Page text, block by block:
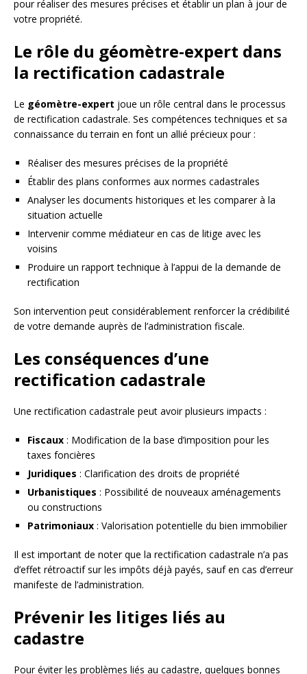
pour réaliser des mesures précises et établir un plan à jour de
votre propriété.
Le rôle du géomètre-expert dans
la rectification cadastrale
Le géomètre-expert joue un rôle central dans le processus
de rectification cadastrale. Ses compétences techniques et sa
connaissance du terrain en font un allié précieux pour :
Réaliser des mesures précises de la propriété
Établir des plans conformes aux normes cadastrales
Analyser les documents historiques et les comparer à la
situation actuelle
Intervenir comme médiateur en cas de litige avec les
voisins
Produire un rapport technique à l’appui de la demande de
rectification
Son intervention peut considérablement renforcer la crédibilité
de votre demande auprès de l’administration fiscale.
Les conséquences d’une
rectification cadastrale
Une rectification cadastrale peut avoir plusieurs impacts :
Fiscaux : Modification de la base d’imposition pour les
taxes foncières
Juridiques : Clarification des droits de propriété
Urbanistiques : Possibilité de nouveaux aménagements
ou constructions
Patrimoniaux : Valorisation potentielle du bien immobilier
Il est important de noter que la rectification cadastrale n’a pas
d’effet rétroactif sur les impôts déjà payés, sauf en cas d’erreur
manifeste de l’administration.
Prévenir les litiges liés au
cadastre
Pour éviter les problèmes liés au cadastre, quelques bonnes